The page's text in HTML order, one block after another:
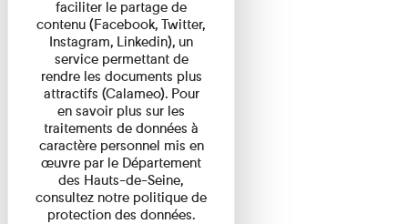
faciliter le partage de
contenu (Facebook, Twitter,
Instagram, Linkedin), un
service permettant de
rendre les documents plus
attractifs (Calameo). Pour
en savoir plus sur les
traitements de données à
caractère personnel mis en
œuvre par le Département
des Hauts-de-Seine,
consultez notre politique de
protection des données.